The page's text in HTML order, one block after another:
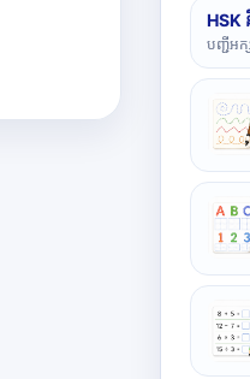
HSK
បញ្ជីអក្